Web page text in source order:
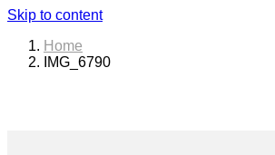
Skip to content
Home
IMG_6790